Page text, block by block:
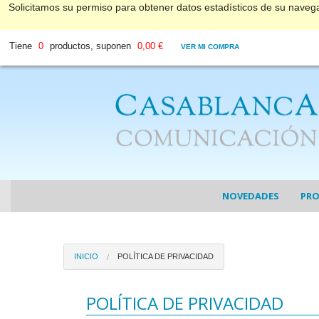
Solicitamos su permiso para obtener datos estadísticos de su
Tiene 0 productos, suponen 0,00 € VER MI COMPRA
NOVEDADES
INICIO POLÍTICA DE PRIVACIDAD
POLÍTICA DE PRIVACIDAD